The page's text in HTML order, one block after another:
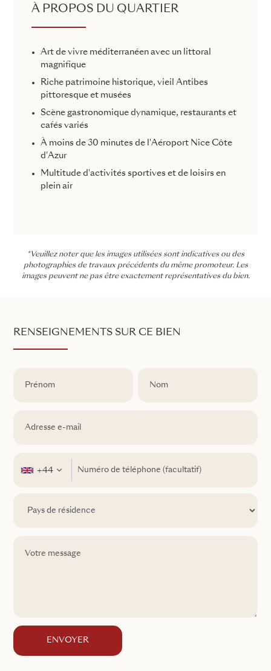
À PROPOS DU QUARTIER
Art de vivre méditerranéen avec un littoral
magnifique
Riche patrimoine historique, vieil Antibes
pittoresque et musées
Scène gastronomique dynamique, restaurants et
cafés variés
À moins de 30 minutes de l'Aéroport Nice Côte
d'Azur
Multitude d'activités sportives et de loisirs en
plein air
*Veuillez noter que les images utilisées sont indicatives ou des
photographies de travaux précédents du même promoteur. Les
images peuvent ne pas être exactement représentatives du bien.
RENSEIGNEMENTS SUR CE BIEN
+44
ENVOYER